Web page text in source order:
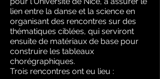
lien entre la danse et la science en
organisant des rencontres sur des
thématiques ciblées, qui serviront
ensuite de matériaux de base pour
construire les tableaux
chorégraphiques.
Trois rencontres ont eu lieu :